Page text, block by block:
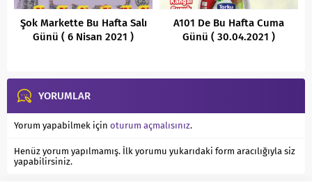
Şok Markette Bu Hafta Salı
Günü ( 6 Nisan 2021 )
A101 De Bu Hafta Cuma
Günü ( 30.04.2021 )
YORUMLAR
Yorum yapabilmek için oturum açmalısınız.
Henüz yorum yapılmamış. İlk yorumu yukarıdaki form aracılığıyla siz
yapabilirsiniz.